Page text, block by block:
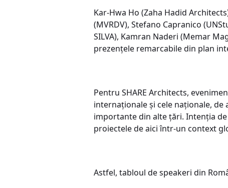
Kar-Hwa Ho (Zaha Hadid
(MVRDV), Stefano Capranico
SILVA), Kamran Naderi (Memar
prezențele remarcabile din plan
Pentru SHARE Architects,
internaționale și cele naționale,
importante din alte țări. Intenția
proiectele de aici într-un context
Astfel, tabloul de speakeri din